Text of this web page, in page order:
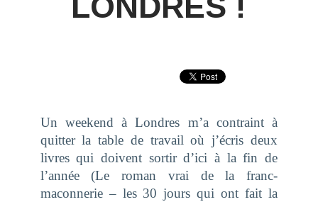
Un weekend à Londres m’a contraint à
quitter la table de travail où j’écris deux
livres qui doivent sortir d’ici à la fin de
l’année (Le roman vrai de la franc-
maconnerie – les 30 jours qui ont fait la